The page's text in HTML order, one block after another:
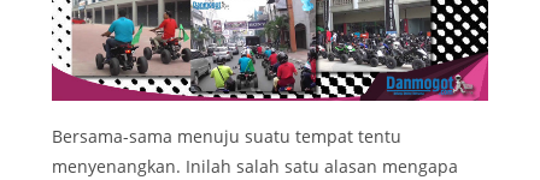
Bersama-sama menuju suatu tempat tentu
menyenangkan. Inilah salah satu alasan mengapa